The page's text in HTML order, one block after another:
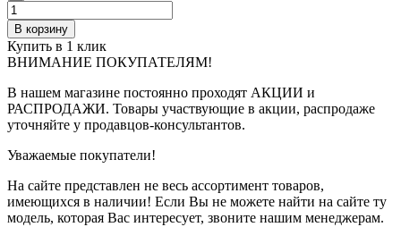
В корзину
Купить в 1 клик
ВНИМАНИЕ ПОКУПАТЕЛЯМ!
В нашем магазине постоянно проходят АКЦИИ и
РАСПРОДАЖИ. Товары участвующие в акции, распродаже
уточняйте у продавцов-консультантов.
Уважаемые покупатели!
На сайте представлен не весь ассортимент товаров,
имеющихся в наличии! Если Вы не можете найти на сайте ту
модель, которая Вас интересует, звоните нашим менеджерам.